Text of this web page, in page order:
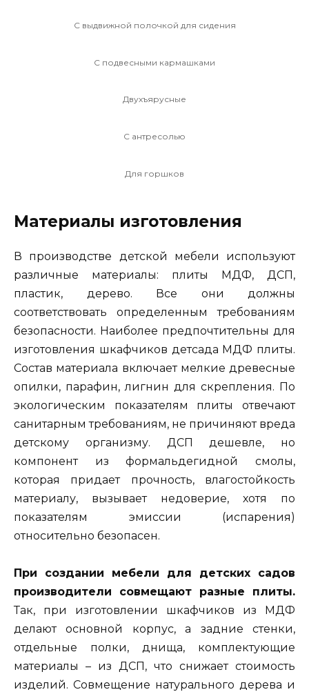
С выдвижной полочкой для сидения
С подвесными кармашками
Двухъярусные
С антресолью
Для горшков
Материалы изготовления
В производстве детской мебели используют
различные материалы: плиты МДФ, ДСП,
пластик, дерево. Все они должны
соответствовать определенным требованиям
безопасности. Наиболее предпочтительны для
изготовления шкафчиков детсада МДФ плиты.
Состав материала включает мелкие древесные
опилки, парафин, лигнин для скрепления. По
экологическим показателям плиты отвечают
санитарным требованиям, не причиняют вреда
детскому организму. ДСП дешевле, но
компонент из формальдегидной смолы,
которая придает прочность, влагостойкость
материалу, вызывает недоверие, хотя по
показателям эмиссии (испарения)
относительно безопасен.
При создании мебели для детских садов
производители совмещают разные плиты.
Так, при изготовлении шкафчиков из МДФ
делают основной корпус, а задние стенки,
отдельные полки, днища, комплектующие
материалы – из ДСП, что снижает стоимость
изделий. Совмещение натурального дерева и